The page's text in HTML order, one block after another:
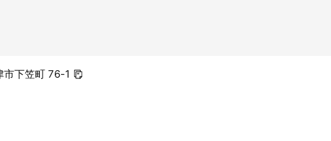
下笠町 76-1